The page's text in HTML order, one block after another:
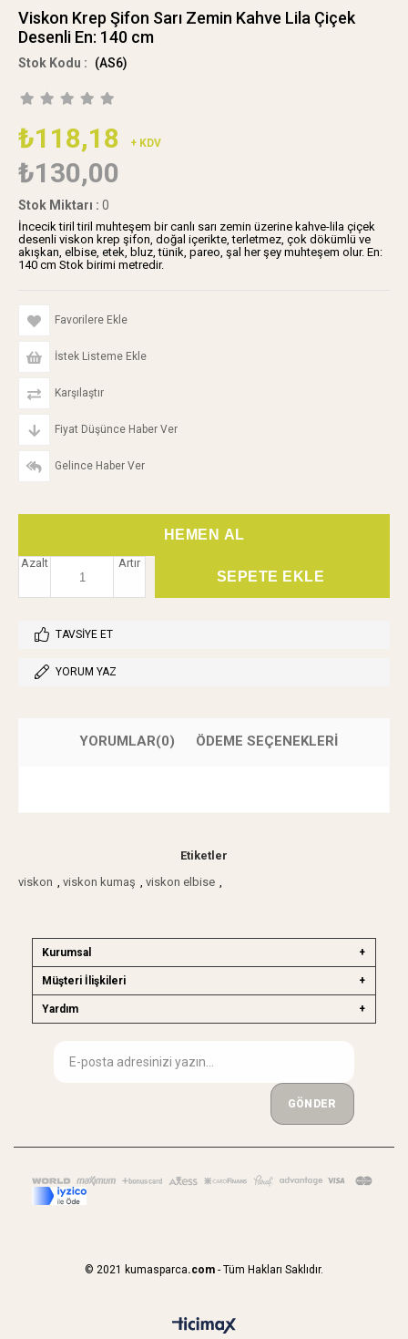
Viskon Krep Şifon Sarı Zemin Kahve Lila Çiçek
Desenli En: 140 cm
(AS6)
₺118,18 + KDV
₺130,00
Stok Miktarı : 0
İncecik tiril tiril muhteşem bir canlı sarı zemin üzerine kahve-lila çiçek
desenli viskon krep şifon, doğal içerikte, terletmez, çok dökümlü ve
akışkan, elbise, etek, bluz, tünik, pareo, şal her şey muhteşem olur. En:
140 cm Stok birimi metredir.
Favorilere Ekle
İstek Listeme Ekle
Karşılaştır
Fiyat Düşünce Haber Ver
Gelince Haber Ver
Artır
Azalt
TAVSIYE ET
YORUM YAZ
YORUMLAR(0) ÖDEME SEÇENEKLERI
Etiketler
viskon , viskon kumaş , viskon elbise ,
Kurumsal
Müşteri İlişkileri
Yardım
GÖNDER
© 2021 kumasparca.com - Tüm Hakları Saklıdır.